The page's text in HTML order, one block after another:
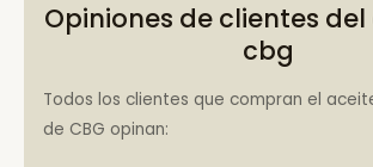
Opiniones de clientes
cbg
Todos los clientes que compran el
de CBG opinan: